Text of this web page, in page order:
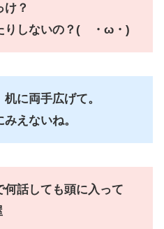
け？
りしないの？( ・ω・)
に両手広げて。
えないね。
何話しても頭に入って